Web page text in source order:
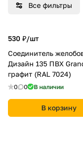
Все фильтры
530 ₽/шт
Соединитель
Дизайн 135 ПВХ
графит (RAL 7024)
0 0 В наличии
В корзину